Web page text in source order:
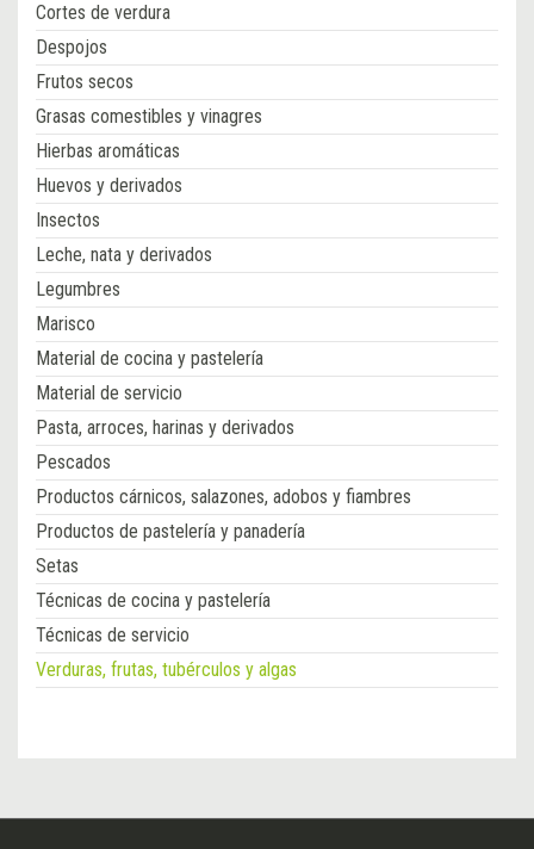
Cortes de verdura
Despojos
Frutos secos
Grasas comestibles y vinagres
Hierbas aromáticas
Huevos y derivados
Insectos
Leche, nata y derivados
Legumbres
Marisco
Material de cocina y pastelería
Material de servicio
Pasta, arroces, harinas y derivados
Pescados
Productos cárnicos, salazones, adobos y fiambres
Productos de pastelería y panadería
Setas
Técnicas de cocina y pastelería
Técnicas de servicio
Verduras, frutas, tubérculos y algas